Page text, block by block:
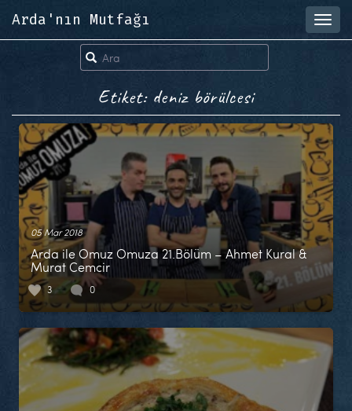
Arda'nın Mutfağı
Etiket: deniz börülcesi
05 Mar 2018
Arda ile Omuz Omuza 21.Bölüm – Ahmet Kural &
Murat Cemcir
3 0